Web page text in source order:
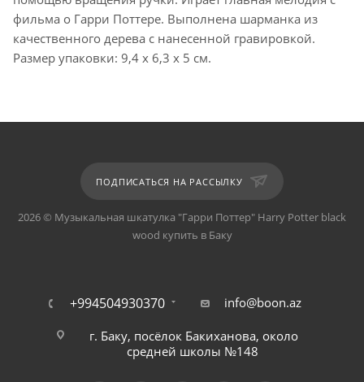
фильма о Гарри Поттере. Выполнена шарманка из
качественного дерева с нанесенной гравировкой.
Размер упаковки: 9,4 x 6,3 x 5 см.
ПОДПИСАТЬСЯ НА РАССЫЛКУ
2026 © Музыкальная шкатулка "Гарри Поттер" Harry Potter black
wood купить в Баку
+994504930370 info@boon.az
г. Баку, посёлок Бакиханова, около
средней школы №148